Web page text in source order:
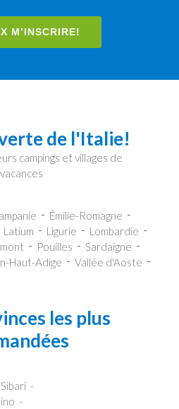
M’INSCRIRE!
de l'Italie!
campings et villages de
vacances
Émilie-Romagne
Latium Ligurie
Lombardie
Pouilles
Sardaigne
Haut-Adige
Vallée d'Aoste
les plus